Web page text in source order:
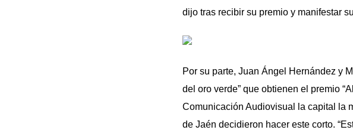
dijo tras recibir su premio y manifestar
Por su parte, Juan Ángel Hernández y
del oro verde” que obtienen el premio
Comunicación Audiovisual la capital la
de Jaén decidieron hacer este corto.